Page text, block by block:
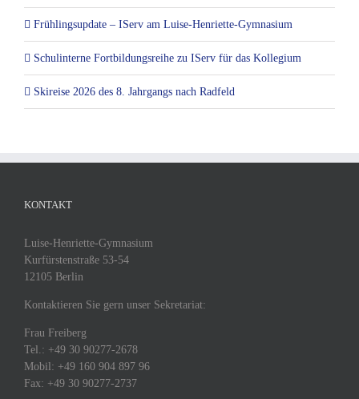
Frühlingsupdate – IServ am Luise-Henriette-Gymnasium
Schulinterne Fortbildungsreihe zu IServ für das Kollegium
Skireise 2026 des 8. Jahrgangs nach Radfeld
KONTAKT
Luise-Henriette-Gymnasium
Kurfürstenstraße 53-54
12105 Berlin
Kontaktieren Sie gern unser Sekretariat:
Frau Freiberg
Tel.: +49 30 90277-2678
Mobil: +49 160 904 897 96
Fax: +49 30 90277-2737